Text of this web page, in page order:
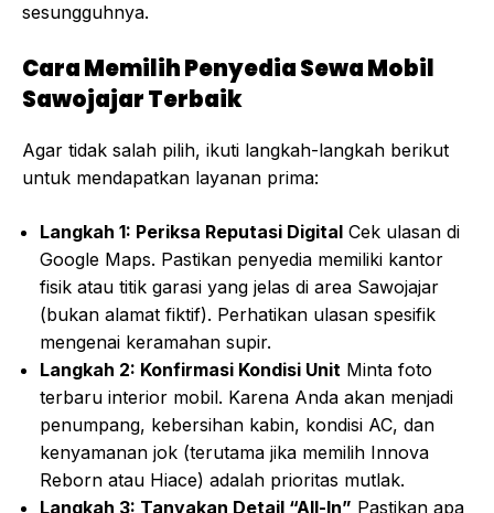
sesungguhnya.
Cara Memilih Penyedia Sewa Mobil
Sawojajar Terbaik
Agar tidak salah pilih, ikuti langkah-langkah berikut
untuk mendapatkan layanan prima:
Langkah 1: Periksa Reputasi Digital Cek ulasan di
Google Maps. Pastikan penyedia memiliki kantor
fisik atau titik garasi yang jelas di area Sawojajar
(bukan alamat fiktif). Perhatikan ulasan spesifik
mengenai keramahan supir.
Langkah 2: Konfirmasi Kondisi Unit Minta foto
terbaru interior mobil. Karena Anda akan menjadi
penumpang, kebersihan kabin, kondisi AC, dan
kenyamanan jok (terutama jika memilih Innova
Reborn atau Hiace) adalah prioritas mutlak.
Langkah 3: Tanyakan Detail “All-In” Pastikan apa